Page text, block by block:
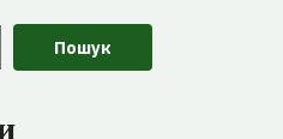
Пошук